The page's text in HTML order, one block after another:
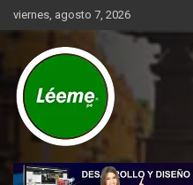
Skip
to
viernes, agosto 7, 2026
Léeme.pe
Noticias de actualidad del
negocios a nivel de Lima